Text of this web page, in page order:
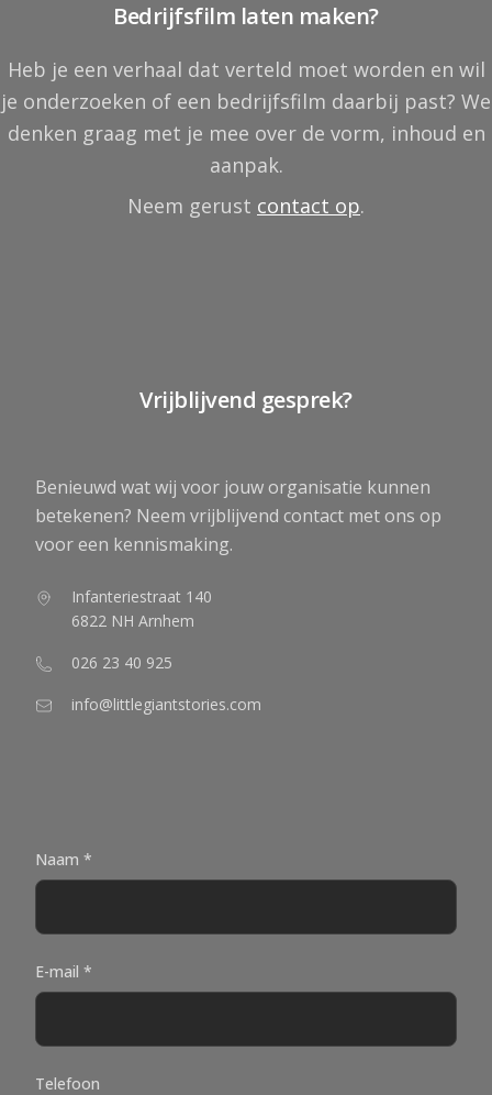
Bedrijfsfilm laten maken?
Heb je een verhaal dat verteld moet worden en wil
je onderzoeken of een bedrijfsfilm daarbij past? We
denken graag met je mee over de vorm, inhoud en
aanpak.
Neem gerust contact op.
Vrijblijvend gesprek?
Benieuwd wat wij voor jouw organisatie kunnen
betekenen? Neem vrijblijvend contact met ons op
voor een kennismaking.
Infanteriestraat 140
6822 NH Arnhem
026 23 40 925
info@littlegiantstories.com
Naam *
E-mail *
Telefoon